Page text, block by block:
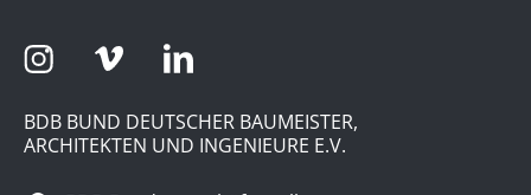
BDB BUND DEUTSCHER BAUMEISTER,
ARCHITEKTEN UND INGENIEURE E.V.